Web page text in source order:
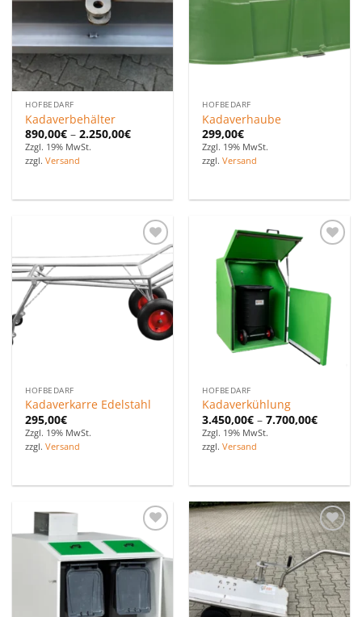
HOFBEDARF
Kadaverbehälter
890,00€ –2.250,00€
Zzgl. 19% MwSt.
zzgl.Versand
HOFBEDARF
Kadaverhaube
299,00€
Zzgl. 19% MwSt.
zzgl.Versand
Zu den
Favoriten
hinzufügen
HOFBEDARF
Kadaverkarre Edelstahl
295,00€
Zzgl. 19% MwSt.
zzgl.Versand
HOFBEDARF
Kadaverkühlung
3.450,00€ –7.700,00€
Zzgl. 19% MwSt.
zzgl.Versand
Zu den
Favoriten
hinzufügen
Zu den
Favoriten
hinzufügen